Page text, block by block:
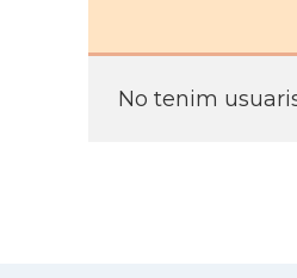
No tenim